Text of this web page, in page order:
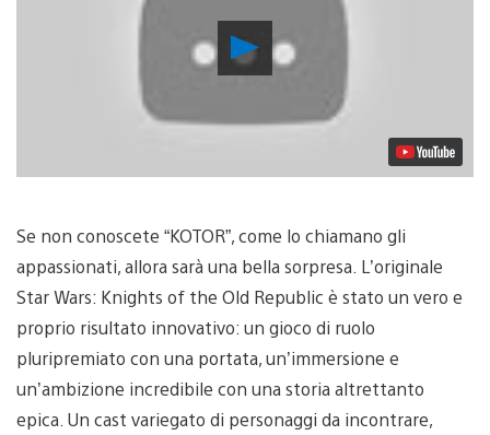
Riproduci
video
Se non conoscete “KOTOR”, come lo chiamano gli
appassionati, allora sarà una bella sorpresa. L’originale
Star Wars: Knights of the Old Republic è stato un vero e
proprio risultato innovativo: un gioco di ruolo
pluripremiato con una portata, un’immersione e
un’ambizione incredibile con una storia altrettanto
epica. Un cast variegato di personaggi da incontrare,